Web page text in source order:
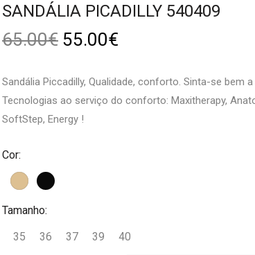
SANDÁLIA PICADILLY 540409
65.00€ 55.00€
Sandália Piccadilly, Qualidade, conforto. Sinta-se bem
Tecnologias ao serviço do conforto: Maxitherapy,
SoftStep, Energy !
Cor:
Tamanho:
35
36 37 39 40